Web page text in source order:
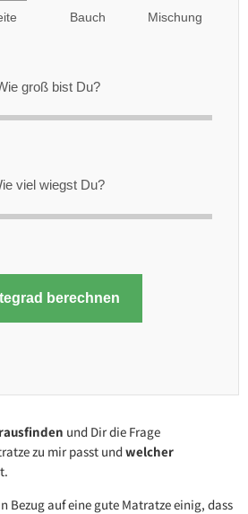
Bauch Mischung
groß bist Du?
viel wiegst Du?
berechnen
und Dir die Frage
zu mir passt undwelcher
Bezug auf eine gute Matratze einig, dass